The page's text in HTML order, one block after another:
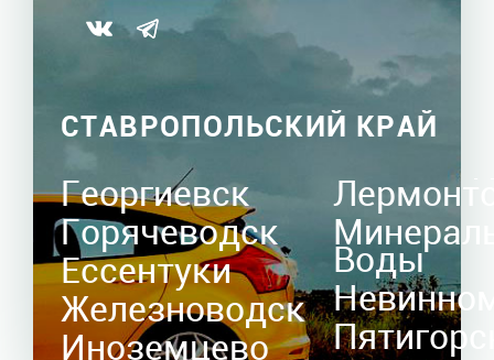
СТАВРОПОЛЬСКИЙ КРАЙ
Георгиевск
Горячеводск
Ессентуки
Железноводск
Иноземцево
Воды